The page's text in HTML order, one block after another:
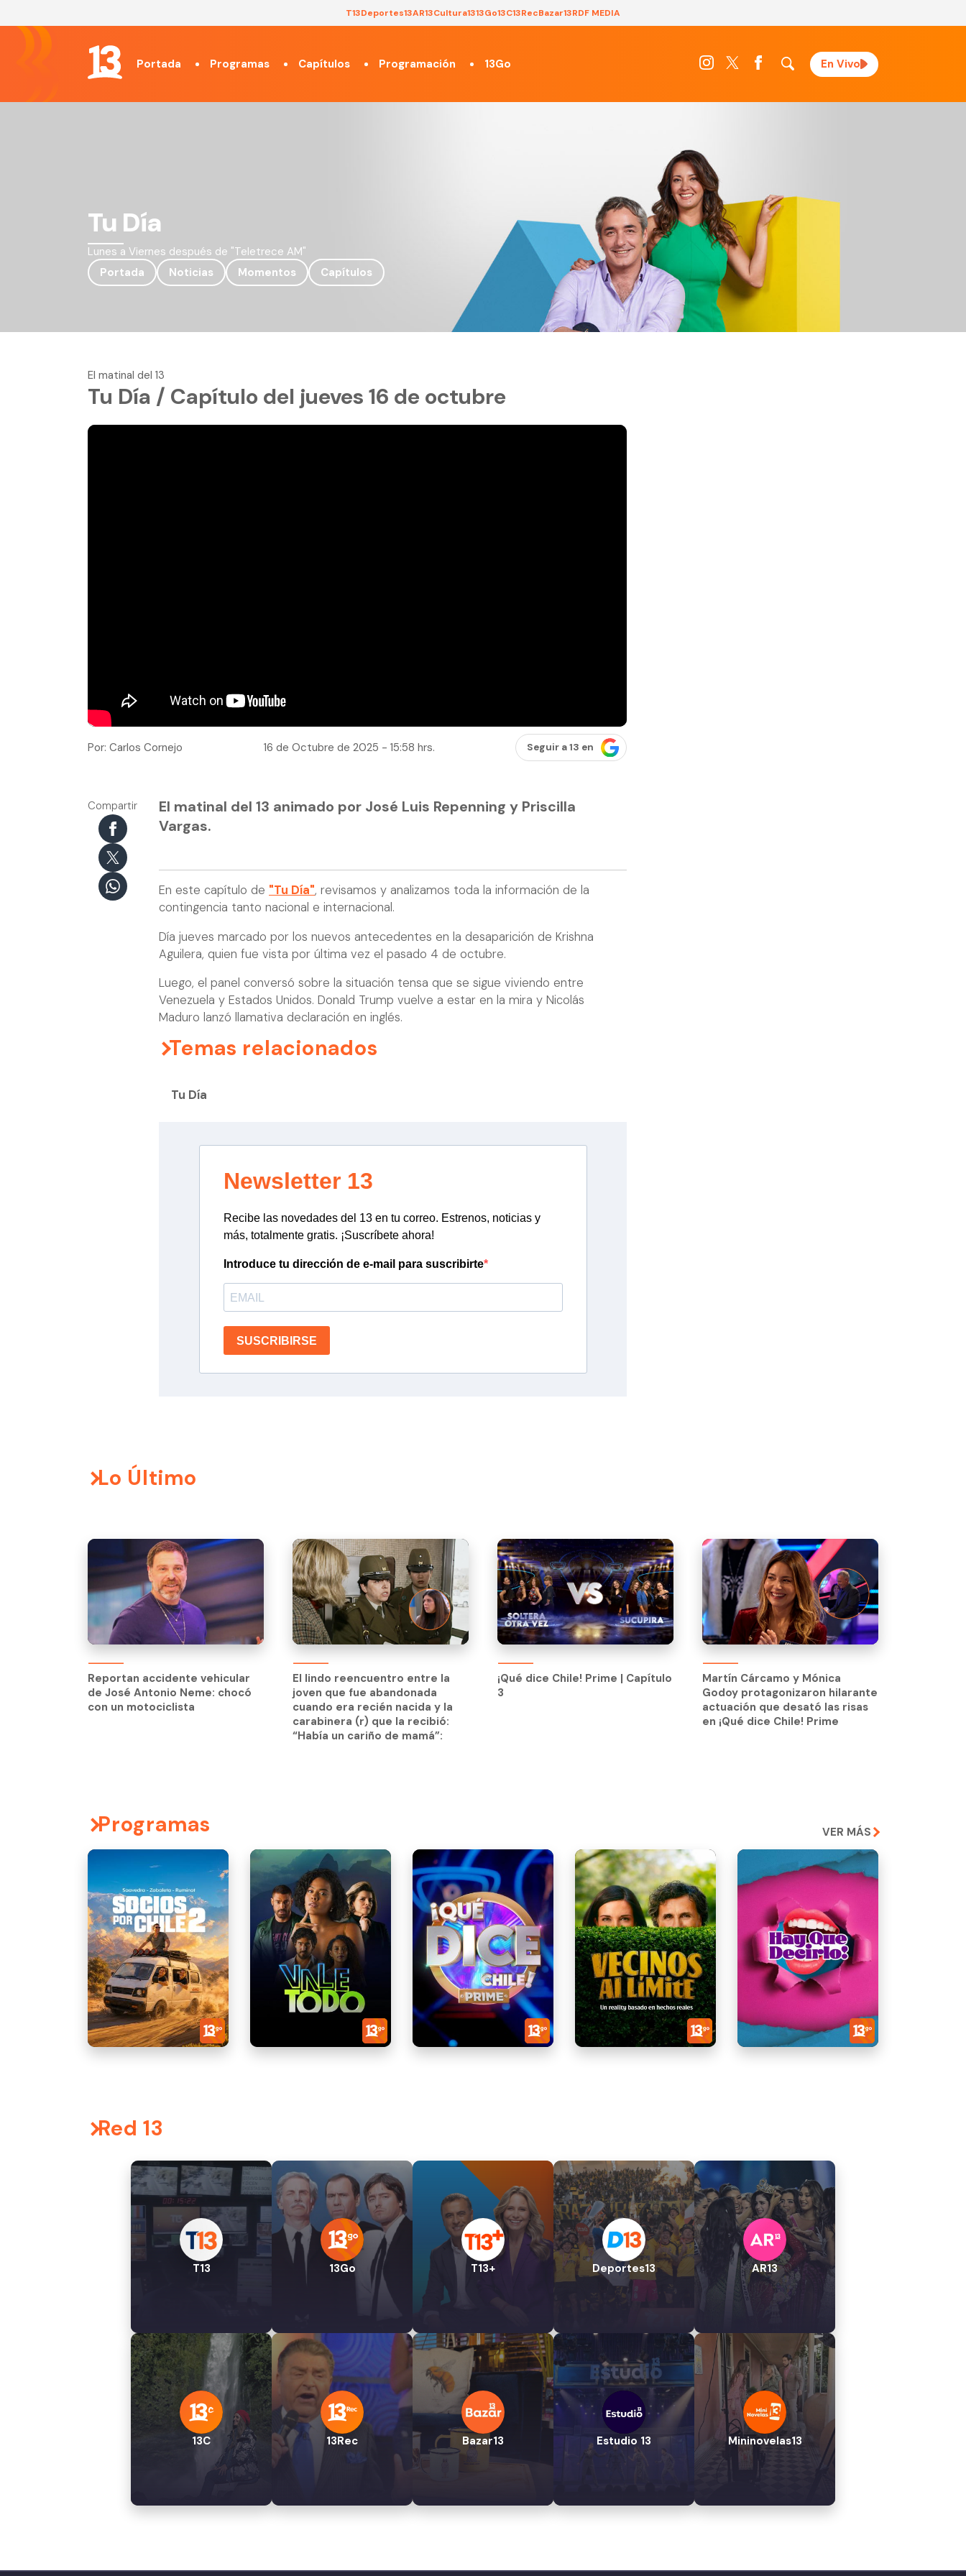
T13Deportes13AR13Cultura1313Go13C13RecBazar13RDF MEDIA
Portada Programas Capítulos Programación 13Go En Vivo
Tu Día
Lunes a Viernes después de "Teletrece AM"
Portada
Noticias Momentos Capítulos
El matinal del 13
Tu Día / Capítulo del jueves 16 de octubre
Por: Carlos Cornejo 16 de Octubre de 2025 - 15:58 hrs. Seguir a 13 en
Compartir
El matinal del 13 animado por José Luis Repenning y Priscilla
Vargas.
En este capítulo de "Tu Día", revisamos y analizamos toda la información de la
contingencia tanto nacional e internacional.
Día jueves marcado por los nuevos antecedentes en la desaparición de Krishna
Aguilera, quien fue vista por última vez el pasado 4 de octubre.
Luego, el panel conversó sobre la situación tensa que se sigue viviendo entre
Venezuela y Estados Unidos. Donald Trump vuelve a estar en la mira y Nicolás
Maduro lanzó llamativa declaración en inglés.
Temas relacionados
Tu Día
Newsletter 13
Recibe las novedades del 13 en tu correo. Estrenos, noticias y
más, totalmente gratis. ¡Suscríbete ahora!
Introduce tu dirección de e-mail para suscribirte
SUSCRIBIRSE
Lo Último
Reportan accidente vehicular
de José Antonio Neme: chocó
con un motociclista
El lindo reencuentro entre la
joven que fue abandonada
cuando era recién nacida y la
carabinera (r) que la recibió:
“Había un cariño de mamá”:
El lindo reencuentro entre la
joven que fue abandonada
cuando era recién nacida y la
carabinera (r) que la recibió:
“Había un cariño de mamá”:
¡Qué dice Chile! Prime | Capítulo
3
¡Qué dice Chile! Prime | Capítulo
3
Martín Cárcamo y Mónica
Godoy protagonizaron hilarante
actuación que desató las risas
en ¡Qué dice Chile! Prime
Martín Cárcamo y Mónica
Godoy protagonizaron hilarante
actuación que desató las risas
en ¡Qué dice Chile! Prime
Programas VER MÁS
Red 13
T13 13Go T13+ Deportes13 AR13
13C 13Rec Bazar13 Estudio 13 Mininovelas13